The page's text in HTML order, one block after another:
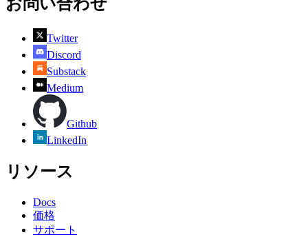
お問い合わせ
Twitter
Discord
Substack
Medium
Github
LinkedIn
リソース
Docs
価格
サポート